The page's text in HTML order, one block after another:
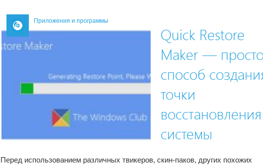
Приложения и программы
Quick Restore
Maker —
способ
точки
восстановления
системы
Перед использованием различных твикеров, скин-паков, других похожих